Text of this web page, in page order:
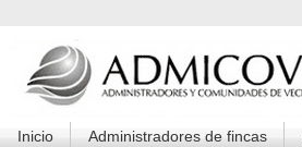
Inicio Administradores de fincas